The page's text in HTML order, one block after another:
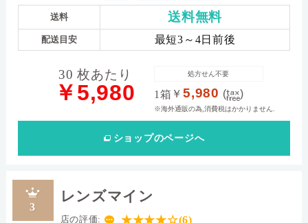
送料 送料無料
配送目安 最短3～4日前後
30 枚あたり
￥5,980 1箱 ￥5,980 ( )
※海外通販の為,消費税はかかりません.
処方せん不要
ショップのページへ
3
レンズマイン
店の評価: ★★★★☆(6)